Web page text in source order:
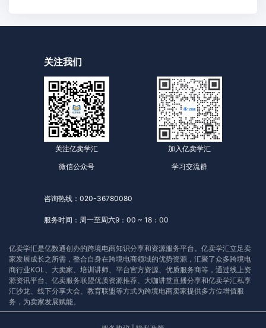
关注我们
关注亿卖学汇
微信公众号
加入亿卖学汇
学习交流群
咨询热线：020-36780080
服务时间：周一至周六9：00 ~ 18：00
亿卖学汇是亿数通创办的跨境电商知识分享和资源服务平台。亿卖学汇立足卖
家发展成长之所需，整合自身在跨境电商领域的优势资源，汇聚了众多跨境电
商行业KOL、大卖家、培训讲师、平台官方资源、优质服务商等，通过线上资
源资讯平台、亿卖服务联盟优质资源推荐、大咖讲堂直播分享和亿卖学汇私享
汇沙龙、线下分享大会、教育联盟等方式为跨境电商卖家提供多方位增值服
务，为卖家发展赋能。